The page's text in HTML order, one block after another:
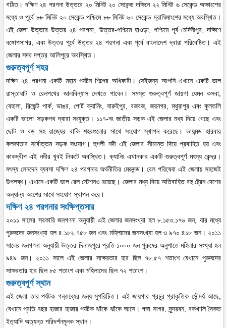
গঠিত। দক্ষিণ ২৪ পরগনা উত্তরে ২০ মিনিট ২০ সেকেন্ড দক্ষিনে ২২ মিনিট ৬ সেকেন্ড অক্ষাংশের
মধ্যে ও পূর্বে ৮৮ মিনিট ২০ সেকেন্ড পশ্চিমে ৮৮ মিনিট ৬০ সেকেন্ড দ্রাঘিমাংশের মধ্যে অবস্থিত।
এই জেলা উত্তরে উত্তর ২৪ পরগনা, উত্তর-পশ্চিমে হাওড়া, পশ্চিমে পূর্ব মেদিনীপুর, দক্ষিণে
বঙ্গোপসাগর, এবং উত্তর পূর্বে উত্তর ২৪ পরগনা এবং পূর্বে বাংলাদেশ দ্বারা পরিবেষ্টিত। এই
জেলার সদর দপ্তর আলিপুরে অবস্থিত।
গুরুত্বপূর্ণ শহর
দক্ষিণ ২৪ পরগনা একটি মহান পর্যটন শিল্পের অধিকারী। সেইজন্য আপনি এখানে একটি ভাল
রাস্তাঘাট ও রেলপথের জালবিন্যাস দেখতে পাবেন। সমস্ত গুরুত্বপূর্ণ জায়গা যেমন কসবা,
বেহালা, রিজেন্ট পার্ক, ভাঙর, পোর্ট ক্যানিং, বারুইপুর, বজবজ, জয়নগর, মথুরাপুর এবং কুলতলি
একটি ভালো সড়কপথ দ্বারা সংযুক্ত। ১১৭-নং জাতীয় সড়ক এই জেলার মধ্য দিয়ে গেছে এবং
ছোট ও বড় সহ রাজ্যের বাকি শহরগুলোর সাথে সংযোগ স্থাপন করেছে। ডায়মন্ড হারবার
কলকাতার সর্বোত্তম সড়ক সংযোগ। হুগলী নদী এই জেলার সীমান্ত দিয়ে প্রবাহিত হয় এবং
কাকদ্বীপ এই নদীর খুবই নিকটে অবস্থিত। ক্যানিং এখানকার একটি গুরুত্বপূর্ণ মৎস্য কেন্দ্র।
মৎস্য লেনদেন ব্যবসা দক্ষিণ ২৪ পরগনার অর্থনীতির মেরুদন্ড। রেল পরিষেবা এই জেলায় সহজেই
উপলব্ধ। এখানে একটি ভাল রেল স্টেশনও রয়েছে। জেলার মধ্য দিয়ে অতিবাহিত বহু ট্রেন দেশের
অন্যান্য অংশের সাথে সংযোগ স্থাপন করে।
দক্ষিণ ২৪ পরগনার সংক্ষিপ্তসার
২০১১ সালের সরকারি জনগণনা অনুযায়ী এই জেলার জনসংখ্যা হল ৮.১৫৩.১৭৬ জন, যার মধ্যে
পুরুষদের জনসংখ্যা হল ৪.১৮২.৭৫৮ জন এবং মহিলাদের জনসংখ্যা হল ৩.৯৭০.৪১৮ জন। ২০১১
সালের জনগণনা অনুযায়ী উত্তর দিনাজপুরে প্রতি ১০০০ জন পুরুষের অনুপাতে মহিলার সংখ্যা হল
৯৪৯ জন। ২০১১ সালে এই জেলার সাক্ষরতার হার ছিল ৭৮.৫৭ শতাংশ যেখানে পুরুষদের
সাক্ষরতার হার ছিল ৮৫ শতাংশ এবং মহিলাদের ছিল ৭২ শতাংশ।
গুরুত্বপূর্ণ স্থান
এই জেলা তার পর্যটক গন্তব্যের জন্য সুপরিচিত। এই জায়গার প্রচুর প্রাকৃতিক সৌন্দর্য আছে,
যেখানে প্রতি বছর হাজার হাজার পর্যটক ঝাঁকে ঝাঁকে আসে। গঙ্গা সাগর, সুন্দরবন, বকখালি সৈকত
ইত্যাদি অত্যন্ত পরিদর্শনমূলক স্থান।